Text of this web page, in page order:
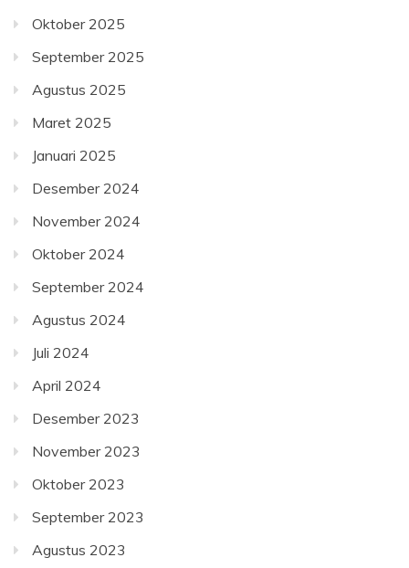
Oktober 2025
September 2025
Agustus 2025
Maret 2025
Januari 2025
Desember 2024
November 2024
Oktober 2024
September 2024
Agustus 2024
Juli 2024
April 2024
Desember 2023
November 2023
Oktober 2023
September 2023
Agustus 2023